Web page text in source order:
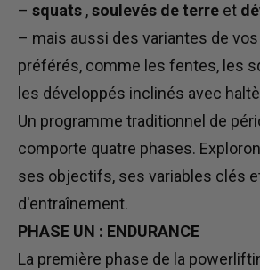
– squats ,soulevés de terre et
– mais aussi des variantes de
préférés, comme les fentes, les
les développés inclinés avec
Un programme traditionnel de
comporte quatre phases.
ses objectifs, ses variables clés
d'entraînement.
PHASE UN : ENDURANCE
La première phase de la